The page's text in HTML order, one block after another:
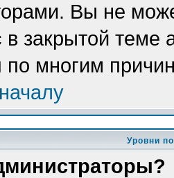
Вы не
закрытой теме
по многим
Уровни